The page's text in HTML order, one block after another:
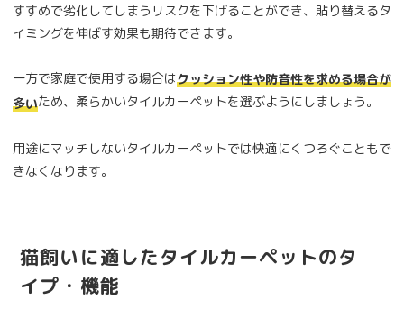
すすめで劣化してしまうリスクを下げることができ、貼り替えるタ
イミングを伸ばす効果も期待できます。
一方で家庭で使用する場合はクッション性や防音性を求める場合が
多いため、柔らかいタイルカーペットを選ぶようにしましょう。
用途にマッチしないタイルカーペットでは快適にくつろぐこともで
きなくなります。
猫飼いに適したタイルカーペットのタ
イプ・機能